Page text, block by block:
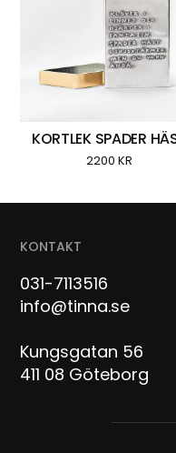
KORTLEK SPADER
2200KR
KONTAKT
031-7113516
info@tinna.se
Kungsgatan 56
411 08 Göteborg